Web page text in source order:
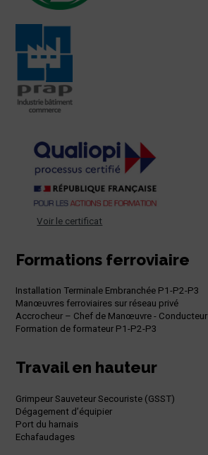
Voir le certificat
Formations ferroviaire
Installation Terminale Embranchée P1-P2-P3
Manœuvres ferroviaires sur réseau privé
Accrocheur – Chef de Manœuvre - Conducteur
Formation de formateur P1-P2-P3
Travail en hauteur
Grimpeur Sauveteur Secouriste (GSST)
Dégagement d’équipier
Port du harnais
Echafaudages